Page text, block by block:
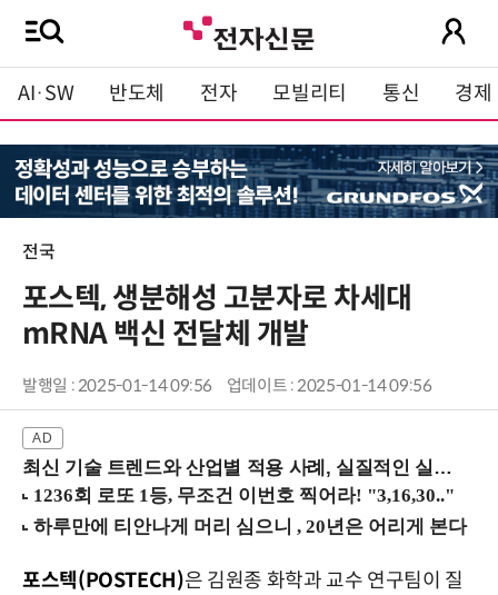
AI·SW 반도체 전자 모빌리티 통신 경제
전국
포스텍, 생분해성 고분자로 차세대
mRNA 백신 전달체 개발
발행일 : 2025-01-14 09:56 업데이트 : 2025-01-14 09:56
최신 기술 트렌드와 산업별 적용 사례, 실질적인 실행 전략을 공유 (9/18 양재역)
포스텍(POSTECH)은 김원종 화학과 교수 연구팀이 질